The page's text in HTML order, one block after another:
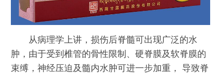
从病理学上讲，损伤后脊髓可出现广泛的水
肿，由于受到椎管的骨性限制、硬脊膜及软脊膜的
束缚，神经压迫及髓内水肿可进一步加重， 导致脊